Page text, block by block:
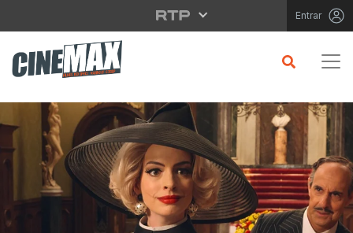
Saltar para o conteúdo principal Entrar